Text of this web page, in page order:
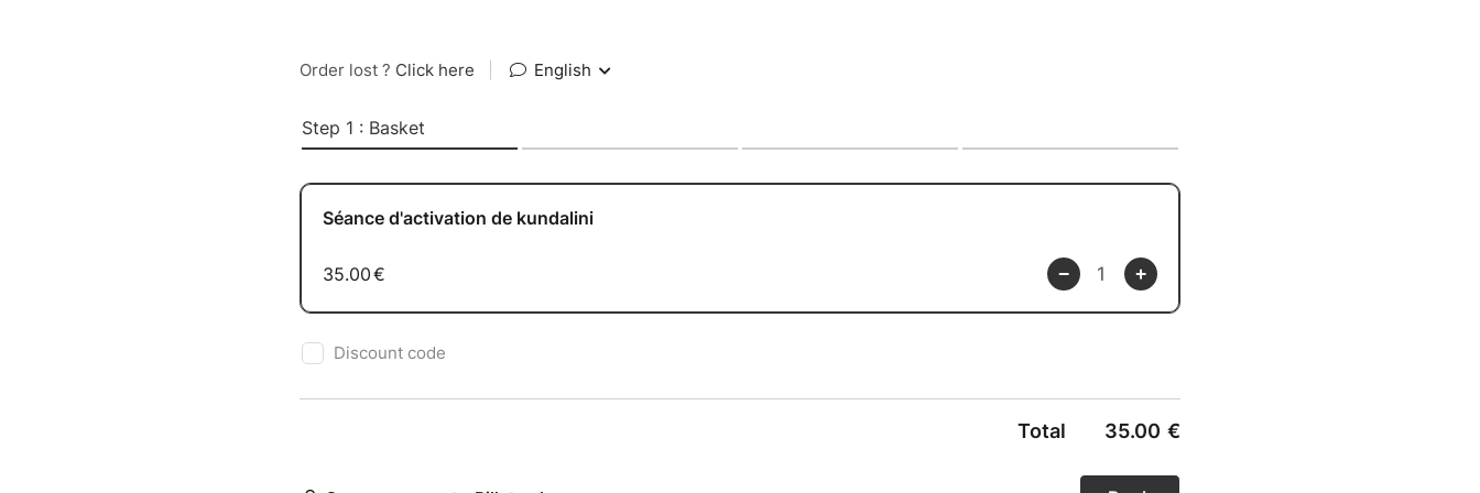
Order lost ? Click here English
Step 1 : Basket
Séance d'activation de kundalini
35.00€
Discount code
Total 35.00 €